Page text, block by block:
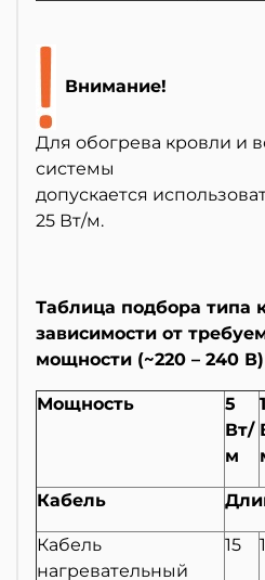
Внимание!
Для обогрева кровли и
системы
допускается
25 Вт/м.
Таблица подбора типа
зависимости от
мощности (~220 – 240 В)
Мощность
5
Вт/
м
Кабель
Кабель
нагревательный
15